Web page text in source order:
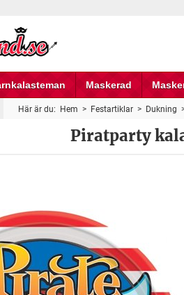
Maskerad
Här är du: Hem > Festartiklar > Dukning
Piratparty